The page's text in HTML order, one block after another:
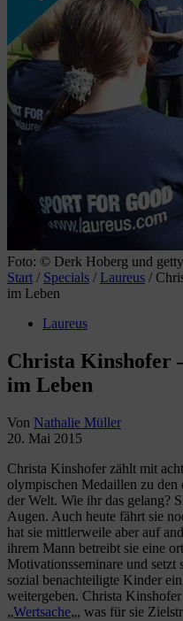
Foto: © Derk Hoberg und
Start / Specials / Laureus /
im Leben
Laureus
Christa Kinshofer
im Leben
Von Nathalie Müller
20. Mai 2015
Christa Kinshofer zählt mit
olympischen Medaillen zu den
der Welt. Wie ihr das gelang?
Augen. Auch heute fährt sie
hat sie mittlerweile aber auf
ihrem Mann betreibt sie eine
Motivationsseminare und
sozial benachteiligte Kinder
weitergeben. Christa
„Wertsache„, was für sie